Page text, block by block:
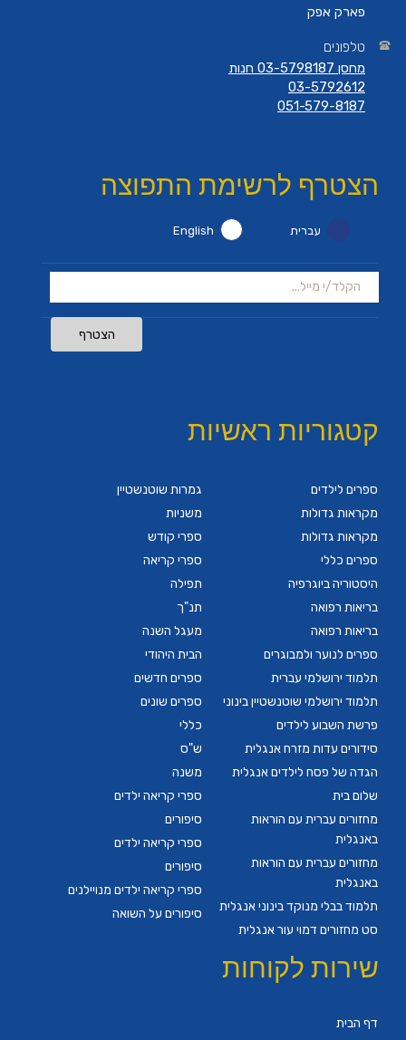
פארק אפק
טלפונים
מחסן 03-5798187 חנות
03-5792612
051-579-8187
הצטרף לרשימת התפוצה
עברית English
הצטרף
קטגוריות ראשיות
גמרות שוטנשטיין
משניות
ספרי קודש
ספרי קריאה
תפילה
תנ"ך
מעגל השנה
הבית היהודי
ספרים חדשים
ספרים שונים
כללי
ש"ס
משנה
ספרי קריאה ילדים
סיפורים
ספרי קריאה ילדים
סיפורים
ספרי קריאה ילדים מנויילנים
סיפורים על השואה
ספרים לילדים
מקראות גדולות
מקראות גדולות
ספרים כללי
היסטוריה ביוגרפיה
בריאות רפואה
בריאות רפואה
ספרים לנוער ולמבוגרים
תלמוד ירושלמי עברית
תלמוד ירושלמי שוטנשטיין בינוני
פרשת השבוע לילדים
סידורים עדות מזרח אנגלית
הגדה של פסח לילדים אנגלית
שלום בית
מחזורים עברית עם הוראות
באנגלית
מחזורים עברית עם הוראות
באנגלית
תלמוד בבלי מנוקד בינוני אנגלית
סט מחזורים דמוי עור אנגלית
שירות לקוחות
דף הבית